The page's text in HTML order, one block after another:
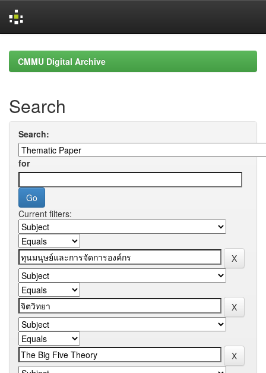
navigationCMMU Digital Archive
Search
Search:
for
Current filters: